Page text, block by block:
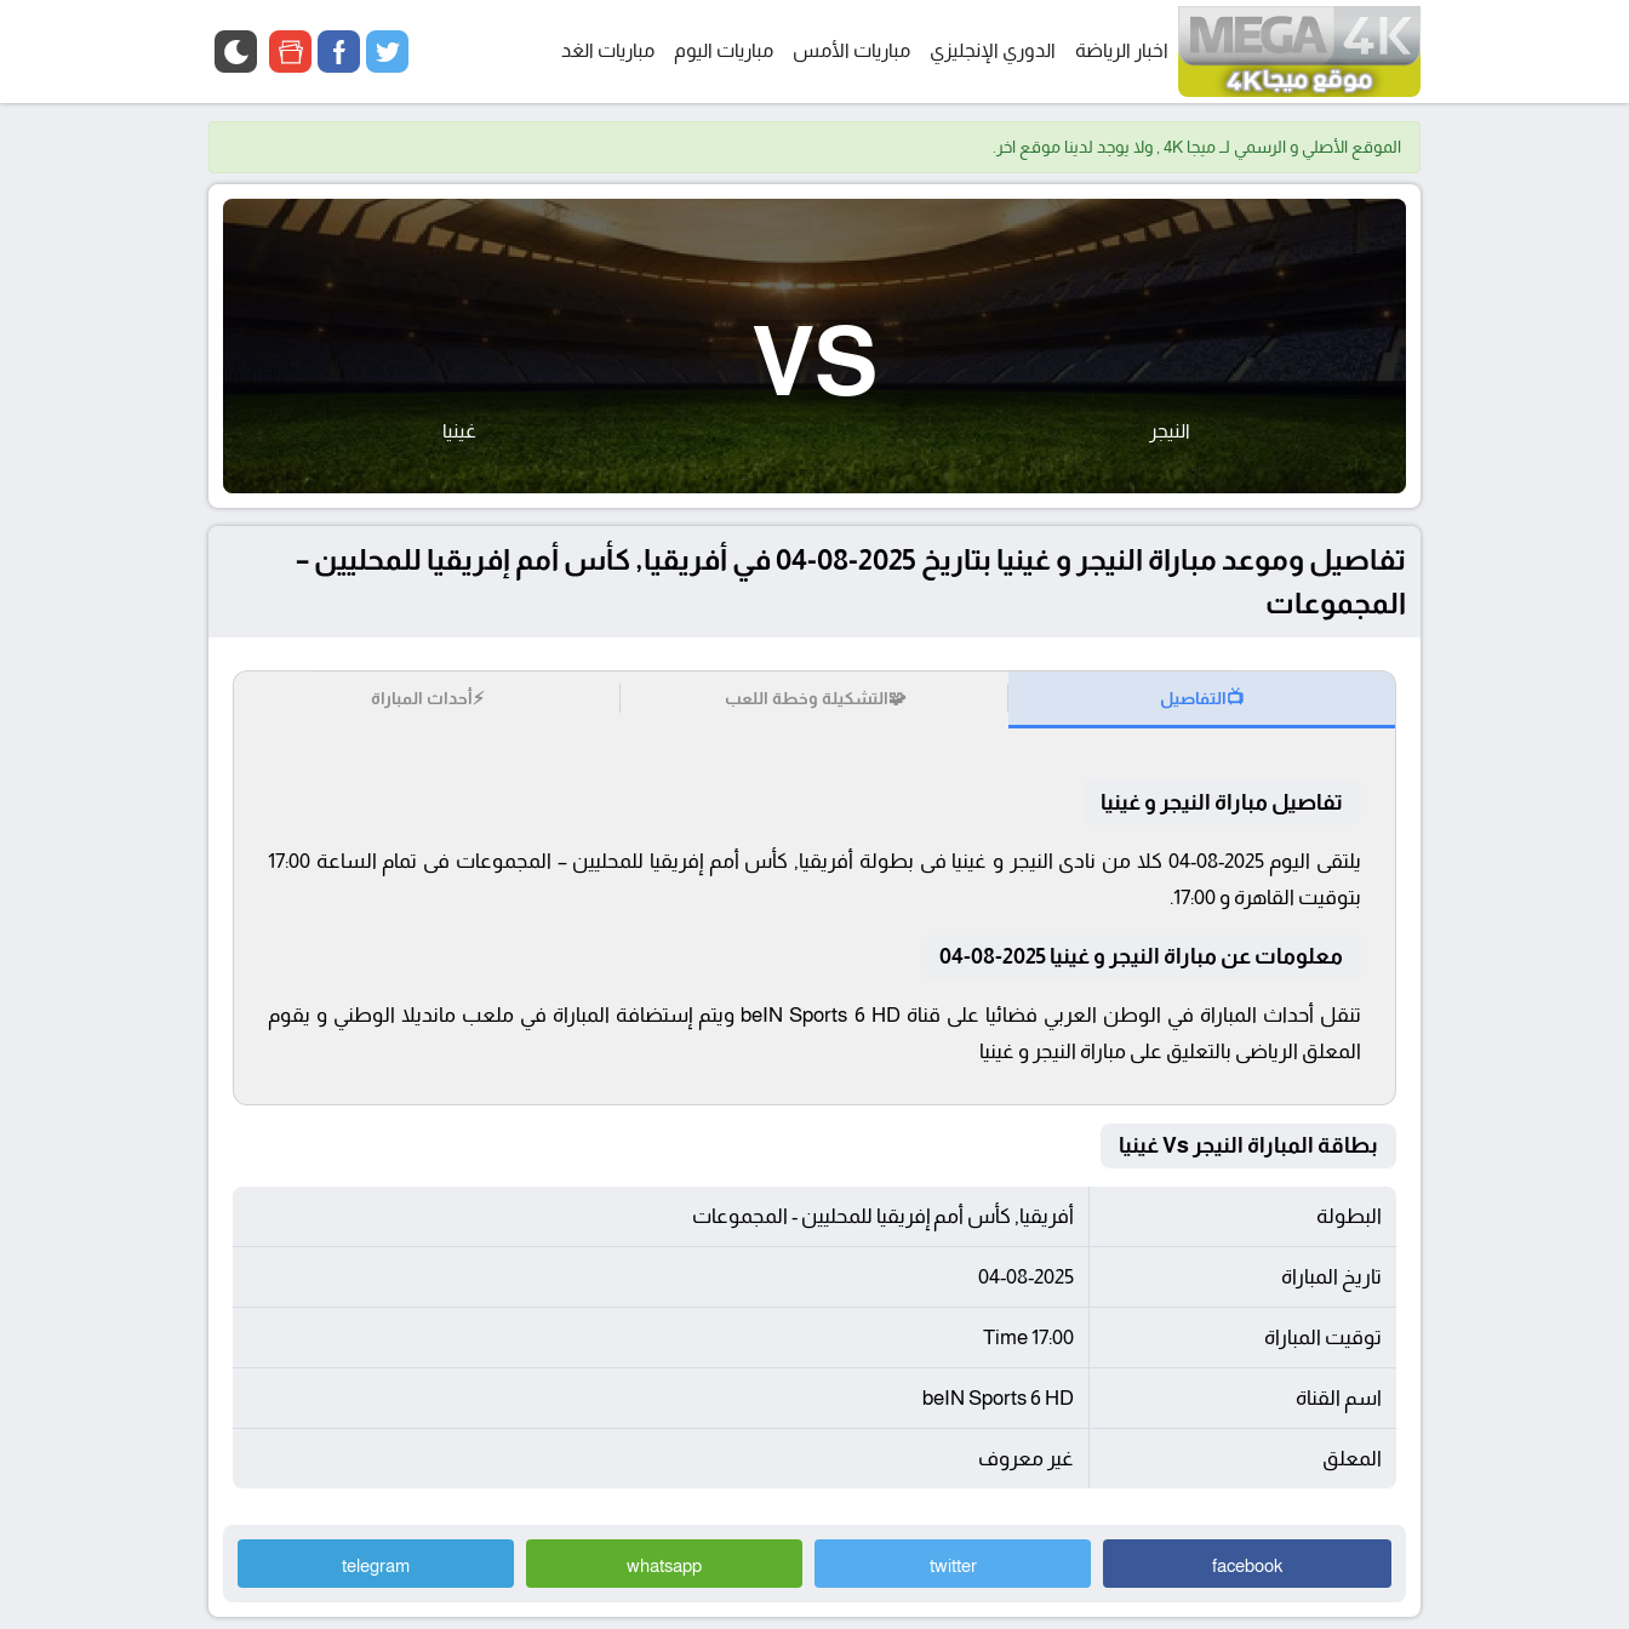
اخبار الرياضة الدوري الإنجليزي مباريات الأمس مباريات اليوم مباريات الغد twitter
facebook
google
الموقع الأصلي و الرسمي لــ ميجا 4K , ولا يوجد لدينا موقع اخر.
النيجر
VS
غينيا
تفاصيل وموعد مباراة النيجر و غينيا بتاريخ 2025-08-04 في أفريقيا, كأس أمم إفريقيا للمحليين –
المجموعات
📺التفاصيل 🧩التشكيلة وخطة اللعب ⚡أحداث المباراة
تفاصيل مباراة النيجر و غينيا
يلتقى اليوم 2025-08-04 كلا من نادى النيجر و غينيا فى بطولة أفريقيا, كأس أمم إفريقيا للمحليين – المجموعات فى تمام الساعة 17:00
بتوقيت القاهرة و 17:00.
معلومات عن مباراة النيجر و غينيا 2025-08-04
تنقل أحداث المباراة في الوطن العربي فضائيا على قناة beIN Sports 6 HD ويتم إستضافة المباراة في ملعب مانديلا الوطني و يقوم
المعلق الرياضى بالتعليق على مباراة النيجر و غينيا
بطاقة المباراة النيجر Vs غينيا
البطولة أفريقيا, كأس أمم إفريقيا للمحليين - المجموعات
تاريخ المباراة 04-08-2025
توقيت المباراة 17:00 Time
اسم القناة beIN Sports 6 HD
المعلق غير معروف
facebook
twitter
whatsapp
telegram